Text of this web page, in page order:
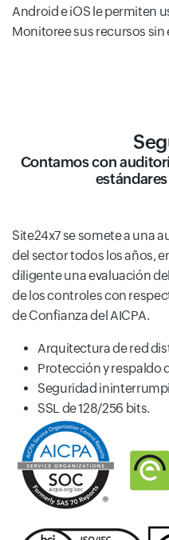
Android e iOS le permiten
Monitoree sus recursos
Contamos con
Site24x7 se somete a una
del sector todos los años,
diligente una evaluación
de los controles con
de Confianza del AICPA.
Arquitectura de red
Protección y respaldo
Seguridad
SSL de 128/256 bits.